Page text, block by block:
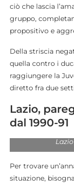
ciò che lascia
gruppo,
propositivo e
Della striscia
quella contro i
raggiungere la
diretto fra due
Lazio,
dal 1990-91
Per trovare
situazione,